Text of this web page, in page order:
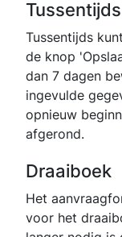
Tussentijds
de knop
dan 7 dagen
ingevulde
opnieuw
afgerond.
Draaiboek
Het
voor het